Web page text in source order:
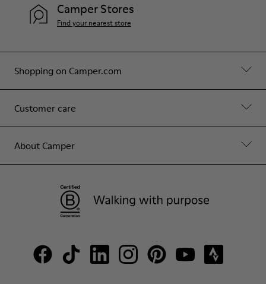
Shopping on Camper.com
Customer care
About Camper
Camper Stores
Find your nearest store